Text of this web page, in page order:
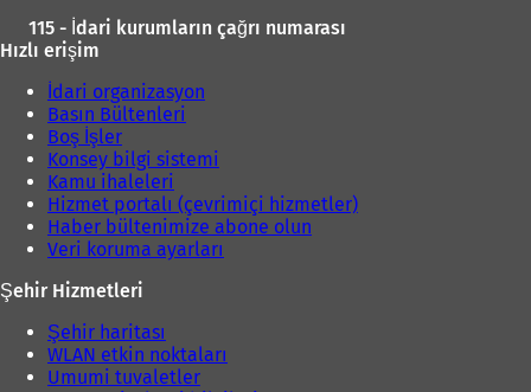
115 - İdari kurumların çağrı numarası
Hızlı erişim
İdari organizasyon
Basın Bültenleri
Boş İşler
Konsey bilgi sistemi
Kamu ihaleleri
Hizmet portalı (çevrimiçi hizmetler)
Haber bültenimize abone olun
Veri koruma ayarları
Şehir Hizmetleri
Şehir haritası
WLAN etkin noktaları
Umumi tuvaletler